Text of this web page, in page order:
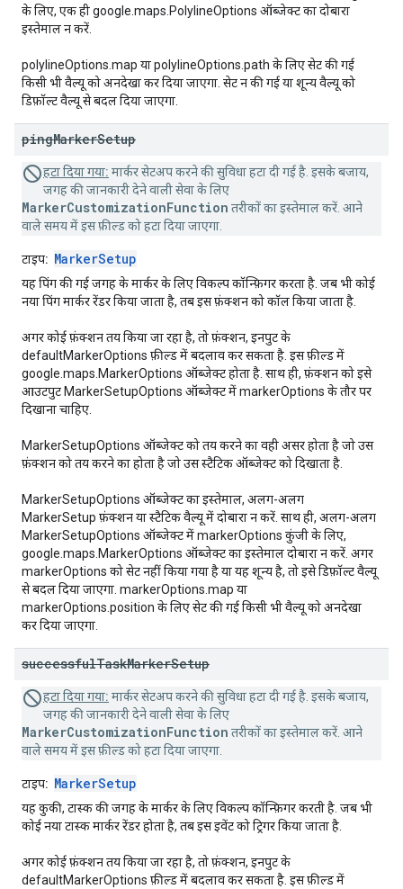
के लिए, एक ही google.maps.PolylineOptions ऑब्जेक्ट का दोबारा
इस्तेमाल न करें.
polylineOptions.map या polylineOptions.path के लिए सेट की गई
किसी भी वैल्यू को अनदेखा कर दिया जाएगा. सेट न की गई या शून्य वैल्यू को
डिफ़ॉल्ट वैल्यू से बदल दिया जाएगा.
pingMarkerSetup
हटा दिया गया: मार्कर सेटअप करने की सुविधा हटा दी गई है. इसके बजाय,
जगह की जानकारी देने वाली सेवा के लिए
MarkerCustomizationFunction तरीकों का इस्तेमाल करें. आने
वाले समय में इस फ़ील्ड को हटा दिया जाएगा.
टाइप: MarkerSetup
यह पिंग की गई जगह के मार्कर के लिए विकल्प कॉन्फ़िगर करता है. जब भी कोई
नया पिंग मार्कर रेंडर किया जाता है, तब इस फ़ंक्शन को कॉल किया जाता है.
अगर कोई फ़ंक्शन तय किया जा रहा है, तो फ़ंक्शन, इनपुट के
defaultMarkerOptions फ़ील्ड में बदलाव कर सकता है. इस फ़ील्ड में
google.maps.MarkerOptions ऑब्जेक्ट होता है. साथ ही, फ़ंक्शन को इसे
आउटपुट MarkerSetupOptions ऑब्जेक्ट में markerOptions के तौर पर
दिखाना चाहिए.
MarkerSetupOptions ऑब्जेक्ट को तय करने का वही असर होता है जो उस
फ़ंक्शन को तय करने का होता है जो उस स्टैटिक ऑब्जेक्ट को दिखाता है.
MarkerSetupOptions ऑब्जेक्ट का इस्तेमाल, अलग-अलग
MarkerSetup फ़ंक्शन या स्टैटिक वैल्यू में दोबारा न करें. साथ ही, अलग-अलग
MarkerSetupOptions ऑब्जेक्ट में markerOptions कुंजी के लिए,
google.maps.MarkerOptions ऑब्जेक्ट का इस्तेमाल दोबारा न करें. अगर
markerOptions को सेट नहीं किया गया है या यह शून्य है, तो इसे डिफ़ॉल्ट वैल्यू
से बदल दिया जाएगा. markerOptions.map या
markerOptions.position के लिए सेट की गई किसी भी वैल्यू को अनदेखा
कर दिया जाएगा.
successfulTaskMarkerSetup
हटा दिया गया: मार्कर सेटअप करने की सुविधा हटा दी गई है. इसके बजाय,
जगह की जानकारी देने वाली सेवा के लिए
MarkerCustomizationFunction तरीकों का इस्तेमाल करें. आने
वाले समय में इस फ़ील्ड को हटा दिया जाएगा.
टाइप: MarkerSetup
यह कुकी, टास्क की जगह के मार्कर के लिए विकल्प कॉन्फ़िगर करती है. जब भी
कोई नया टास्क मार्कर रेंडर होता है, तब इस इवेंट को ट्रिगर किया जाता है.
अगर कोई फ़ंक्शन तय किया जा रहा है, तो फ़ंक्शन, इनपुट के
defaultMarkerOptions फ़ील्ड में बदलाव कर सकता है. इस फ़ील्ड में